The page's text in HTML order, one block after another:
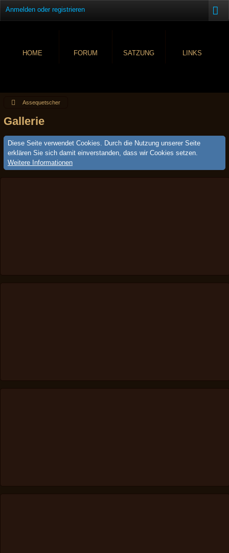
Anmelden oder registrieren
HOME FORUM SATZUNG LINKS
Assequetscher
Gallerie
Diese Seite verwendet Cookies. Durch die Nutzung unserer Seite
erklären Sie sich damit einverstanden, dass wir Cookies setzen.
Weitere Informationen